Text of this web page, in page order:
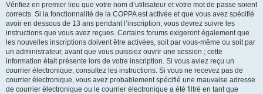
Vérifiez en premier lieu que votre nom d’utilisateur et votre mot de passe soient
corrects. Si la fonctionnalité de la COPPA est activée et que vous avez spécifié
avoir en dessous de 13 ans pendant l’inscription, vous devrez suivre les
instructions que vous avez reçues. Certains forums exigeront également que
les nouvelles inscriptions doivent être activées, soit par vous-même ou soit par
un administrateur, avant que vous puissiez ouvrir une session ; cette
information était présente lors de votre inscription. Si vous aviez reçu un
courrier électronique, consultez les instructions. Si vous ne recevez pas de
courrier électronique, vous avez probablement spécifié une mauvaise adresse
de courrier électronique ou le courrier électronique a été filtré en tant que